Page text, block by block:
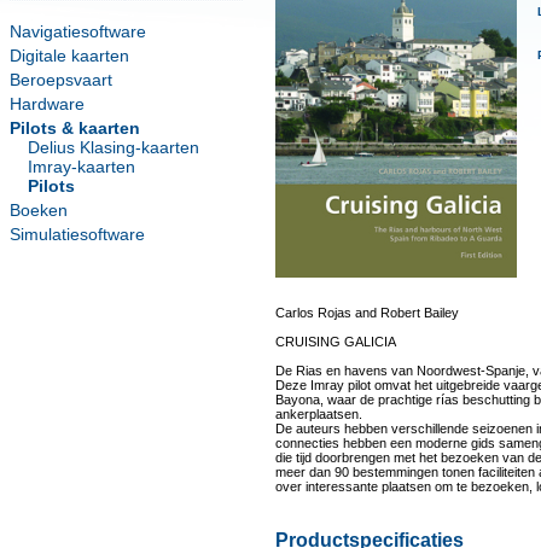
Navigatiesoftware
Digitale kaarten
Beroepsvaart
Hardware
Pilots & kaarten
Delius Klasing-kaarten
Imray-kaarten
Pilots
Boeken
Simulatiesoftware
Carlos Rojas and Robert Bailey
CRUISING GALICIA
De Rias en havens van Noordwest-Spanje,
Deze Imray pilot omvat het uitgebreide
Bayona, waar de prachtige rías beschutting
ankerplaatsen.
De auteurs hebben verschillende seizoenen
connecties hebben een moderne gids
die tijd doorbrengen met het bezoeken van
meer dan 90 bestemmingen tonen
over interessante plaatsen om te bezoeken,
Productspecificaties